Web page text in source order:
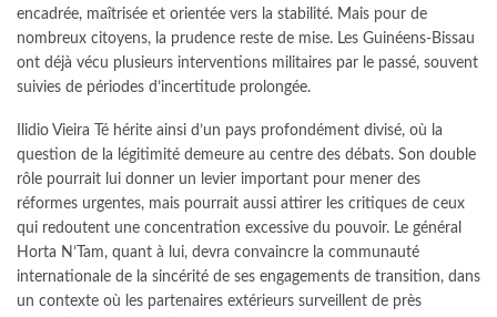
encadrée, maîtrisée et orientée vers la stabilité. Mais pour de
nombreux citoyens, la prudence reste de mise. Les Guinéens-Bissau
ont déjà vécu plusieurs interventions militaires par le passé, souvent
suivies de périodes d’incertitude prolongée.
Ilidio Vieira Té hérite ainsi d’un pays profondément divisé, où la
question de la légitimité demeure au centre des débats. Son double
rôle pourrait lui donner un levier important pour mener des
réformes urgentes, mais pourrait aussi attirer les critiques de ceux
qui redoutent une concentration excessive du pouvoir. Le général
Horta N’Tam, quant à lui, devra convaincre la communauté
internationale de la sincérité de ses engagements de transition, dans
un contexte où les partenaires extérieurs surveillent de près